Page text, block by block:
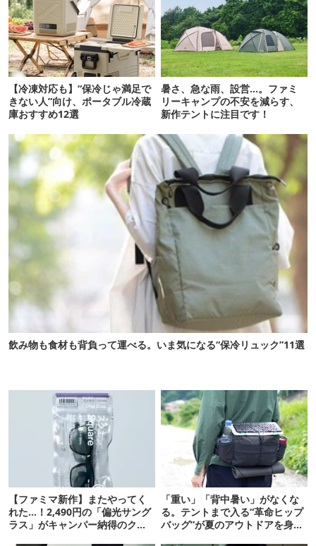
【冷凍対応も】“保冷じゃ満足で
きない人”向け、ポータブル冷蔵
庫おすすめ12選
暑さ、急な雨、設営…。ファミ
リーキャンプの不安を減らす、
新作テントに注目です！
飲み物も食材も背負って運べる。いま気になる“保冷リュック”11選
【ファミマ新作】またやってく
れた…！2,490円の「偏光サング
ラス」がキャンパー納得のクオ
「重い」「背中暑い」がなくな
る。テントまで入る“革命ヒップ
バッグ”が夏のアウトドアを身軽